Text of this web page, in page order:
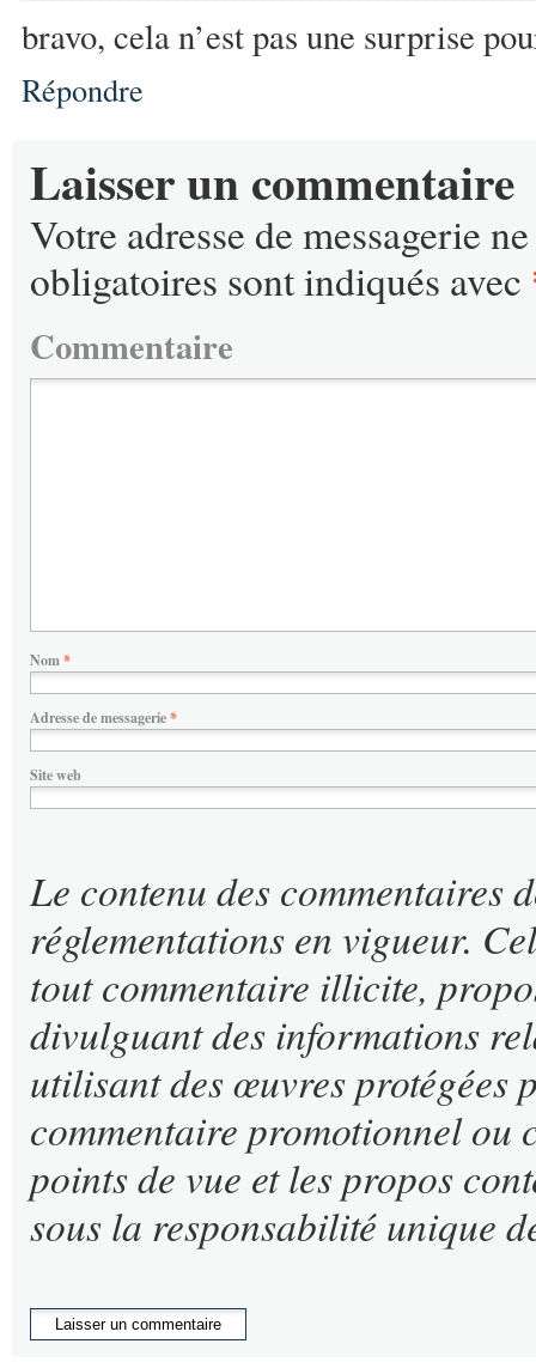
bravo, cela n’est pas une surprise
Répondre
Laisser un commentaire
Votre adresse de messagerie
obligatoires sont indiqués avec
Commentaire
Nom*
Adresse de messagerie*
Site web
Le contenu des commentaires
réglementations en vigueur.
tout commentaire illicite,
divulguant des informations
utilisant des œuvres protégées
commentaire promotionnel ou
points de vue et les propos
sous la responsabilité unique